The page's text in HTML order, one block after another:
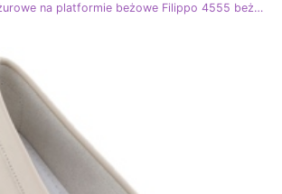
Skórzane półbuty ażurowe na platformie beżowe Filippo 4555 beżowy